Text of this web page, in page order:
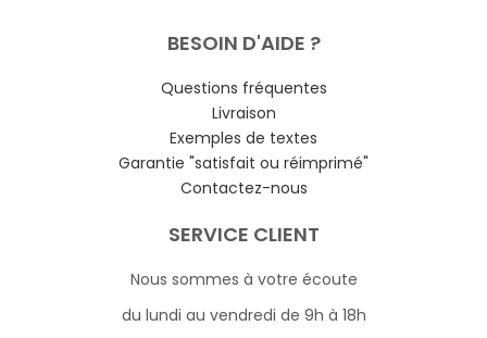
BESOIN D'AIDE ?
Questions fréquentes
Livraison
Exemples de textes
Garantie "satisfait ou réimprimé"
Contactez-nous
SERVICE CLIENT
Nous sommes à votre écoute
du lundi au vendredi de 9h à 18h